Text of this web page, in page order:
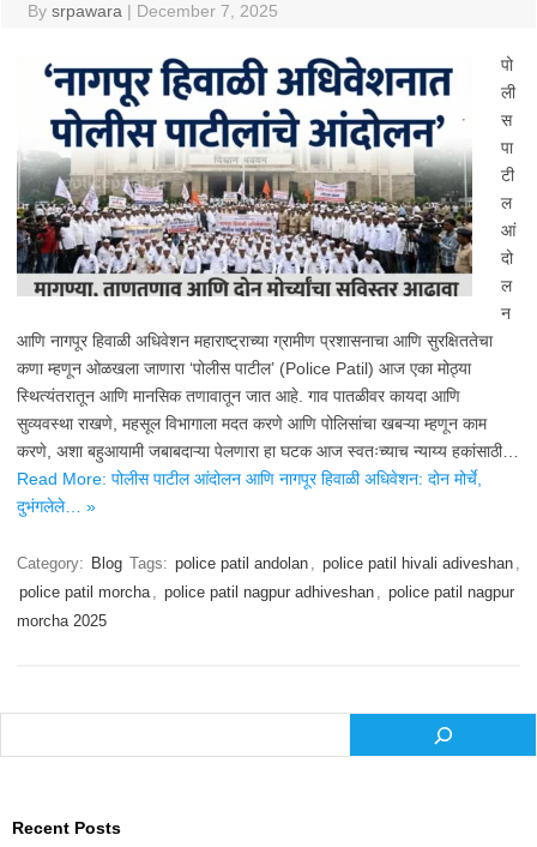
By srpawara | December 7, 2025
पो
ली
स
पा
टी
ल
आं
दो
ल
न
आणि नागपूर हिवाळी अधिवेशन महाराष्ट्राच्या ग्रामीण प्रशासनाचा आणि सुरक्षिततेचा
कणा म्हणून ओळखला जाणारा ‘पोलीस पाटील’ (Police Patil) आज एका मोठ्या
स्थित्यंतरातून आणि मानसिक तणावातून जात आहे. गाव पातळीवर कायदा आणि
सुव्यवस्था राखणे, महसूल विभागाला मदत करणे आणि पोलिसांचा खबऱ्या म्हणून काम
करणे, अशा बहुआयामी जबाबदाऱ्या पेलणारा हा घटक आज स्वतःच्याच न्याय्य हकांसाठी…
Read More: पोलीस पाटील आंदोलन आणि नागपूर हिवाळी अधिवेशन: दोन मोर्चे,
दुभंगलेले… »
Category: Blog Tags: police patil andolan , police patil hivali adiveshan ,
police patil morcha , police patil nagpur adhiveshan , police patil nagpur
morcha 2025
Recent Posts